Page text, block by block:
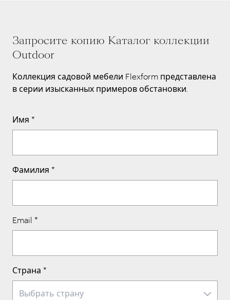
Запросите копию Каталог коллекции
Outdoor
Коллекция садовой мебели Flexform представлена
в серии изысканных примеров обстановки.
Имя *
Фамилия *
Email *
Страна *